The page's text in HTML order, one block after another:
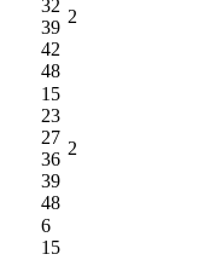
32
39
42
48
2
15
23
27
36
39
48
2
6
15